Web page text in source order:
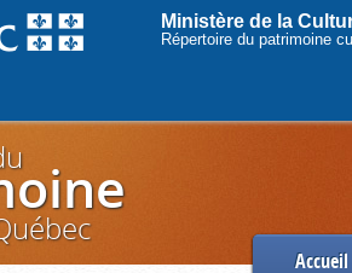
Ministère de la
Répertoire du patrimoine
Accueil